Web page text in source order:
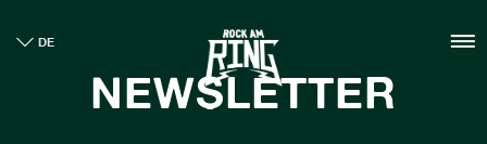
DE HOME
TICKETS
INFO
NEWSLETTER